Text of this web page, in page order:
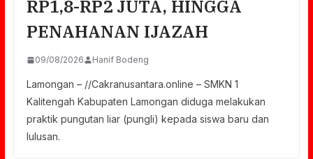
RP1,8-RP2 JUTA, HINGGA
PENAHANAN IJAZAH
09/08/2026 Hanif Bodeng
Lamongan – //Cakranusantara.online – SMKN 1
Kalitengah Kabupaten Lamongan diduga melakukan
praktik pungutan liar (pungli) kepada siswa baru dan
lulusan.